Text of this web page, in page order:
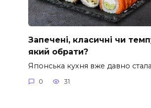
Запечені, класичні чи
який обрати?
Японська кухня вже давно стала
0 31